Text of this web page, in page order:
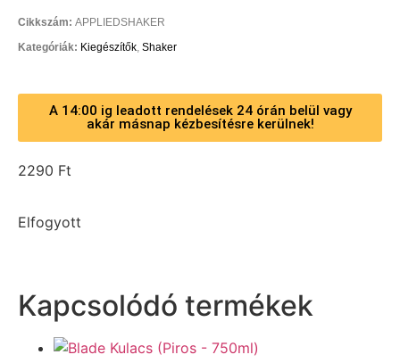
Cikkszám: APPLIEDSHAKER
Kategóriák: Kiegészítők, Shaker
A 14:00 ig leadott rendelések 24 órán belül vagy
akár másnap kézbesítésre kerülnek!
2290 Ft
Elfogyott
Kapcsolódó termékek